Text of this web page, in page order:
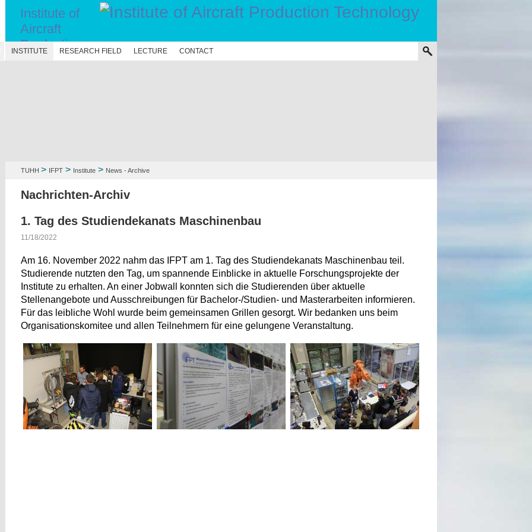
Institute of
Aircraft
Production
Technology
INSTITUTE RESEARCH FIELD LECTURE CONTACT
TUHH > IFPT> Institute> News - Archive
Nachrichten-Archiv
1. Tag des Studiendekanats Maschinenbau
11/18/2022
Am 16. November 2022 nahm das IFPT am 1. Tag des Studiendekanats Maschinenbau teil.
Studierende nutzten den Tag, um spannende Einblicke in aktuelle Forschungsprojekte der
Institute zu erhalten. An einer Jobwall konnten sich die Studierenden über aktuelle
Stellenangebote und Ausschreibungen für Bachelor-/Studien- und Masterarbeiten informieren.
Für das leibliche Wohl wurde beim gemeinsamen Grillen gesorgt. Wir bedanken uns beim
Organisationskomitee und allen Teilnehmern für eine gelungene Veranstaltung.